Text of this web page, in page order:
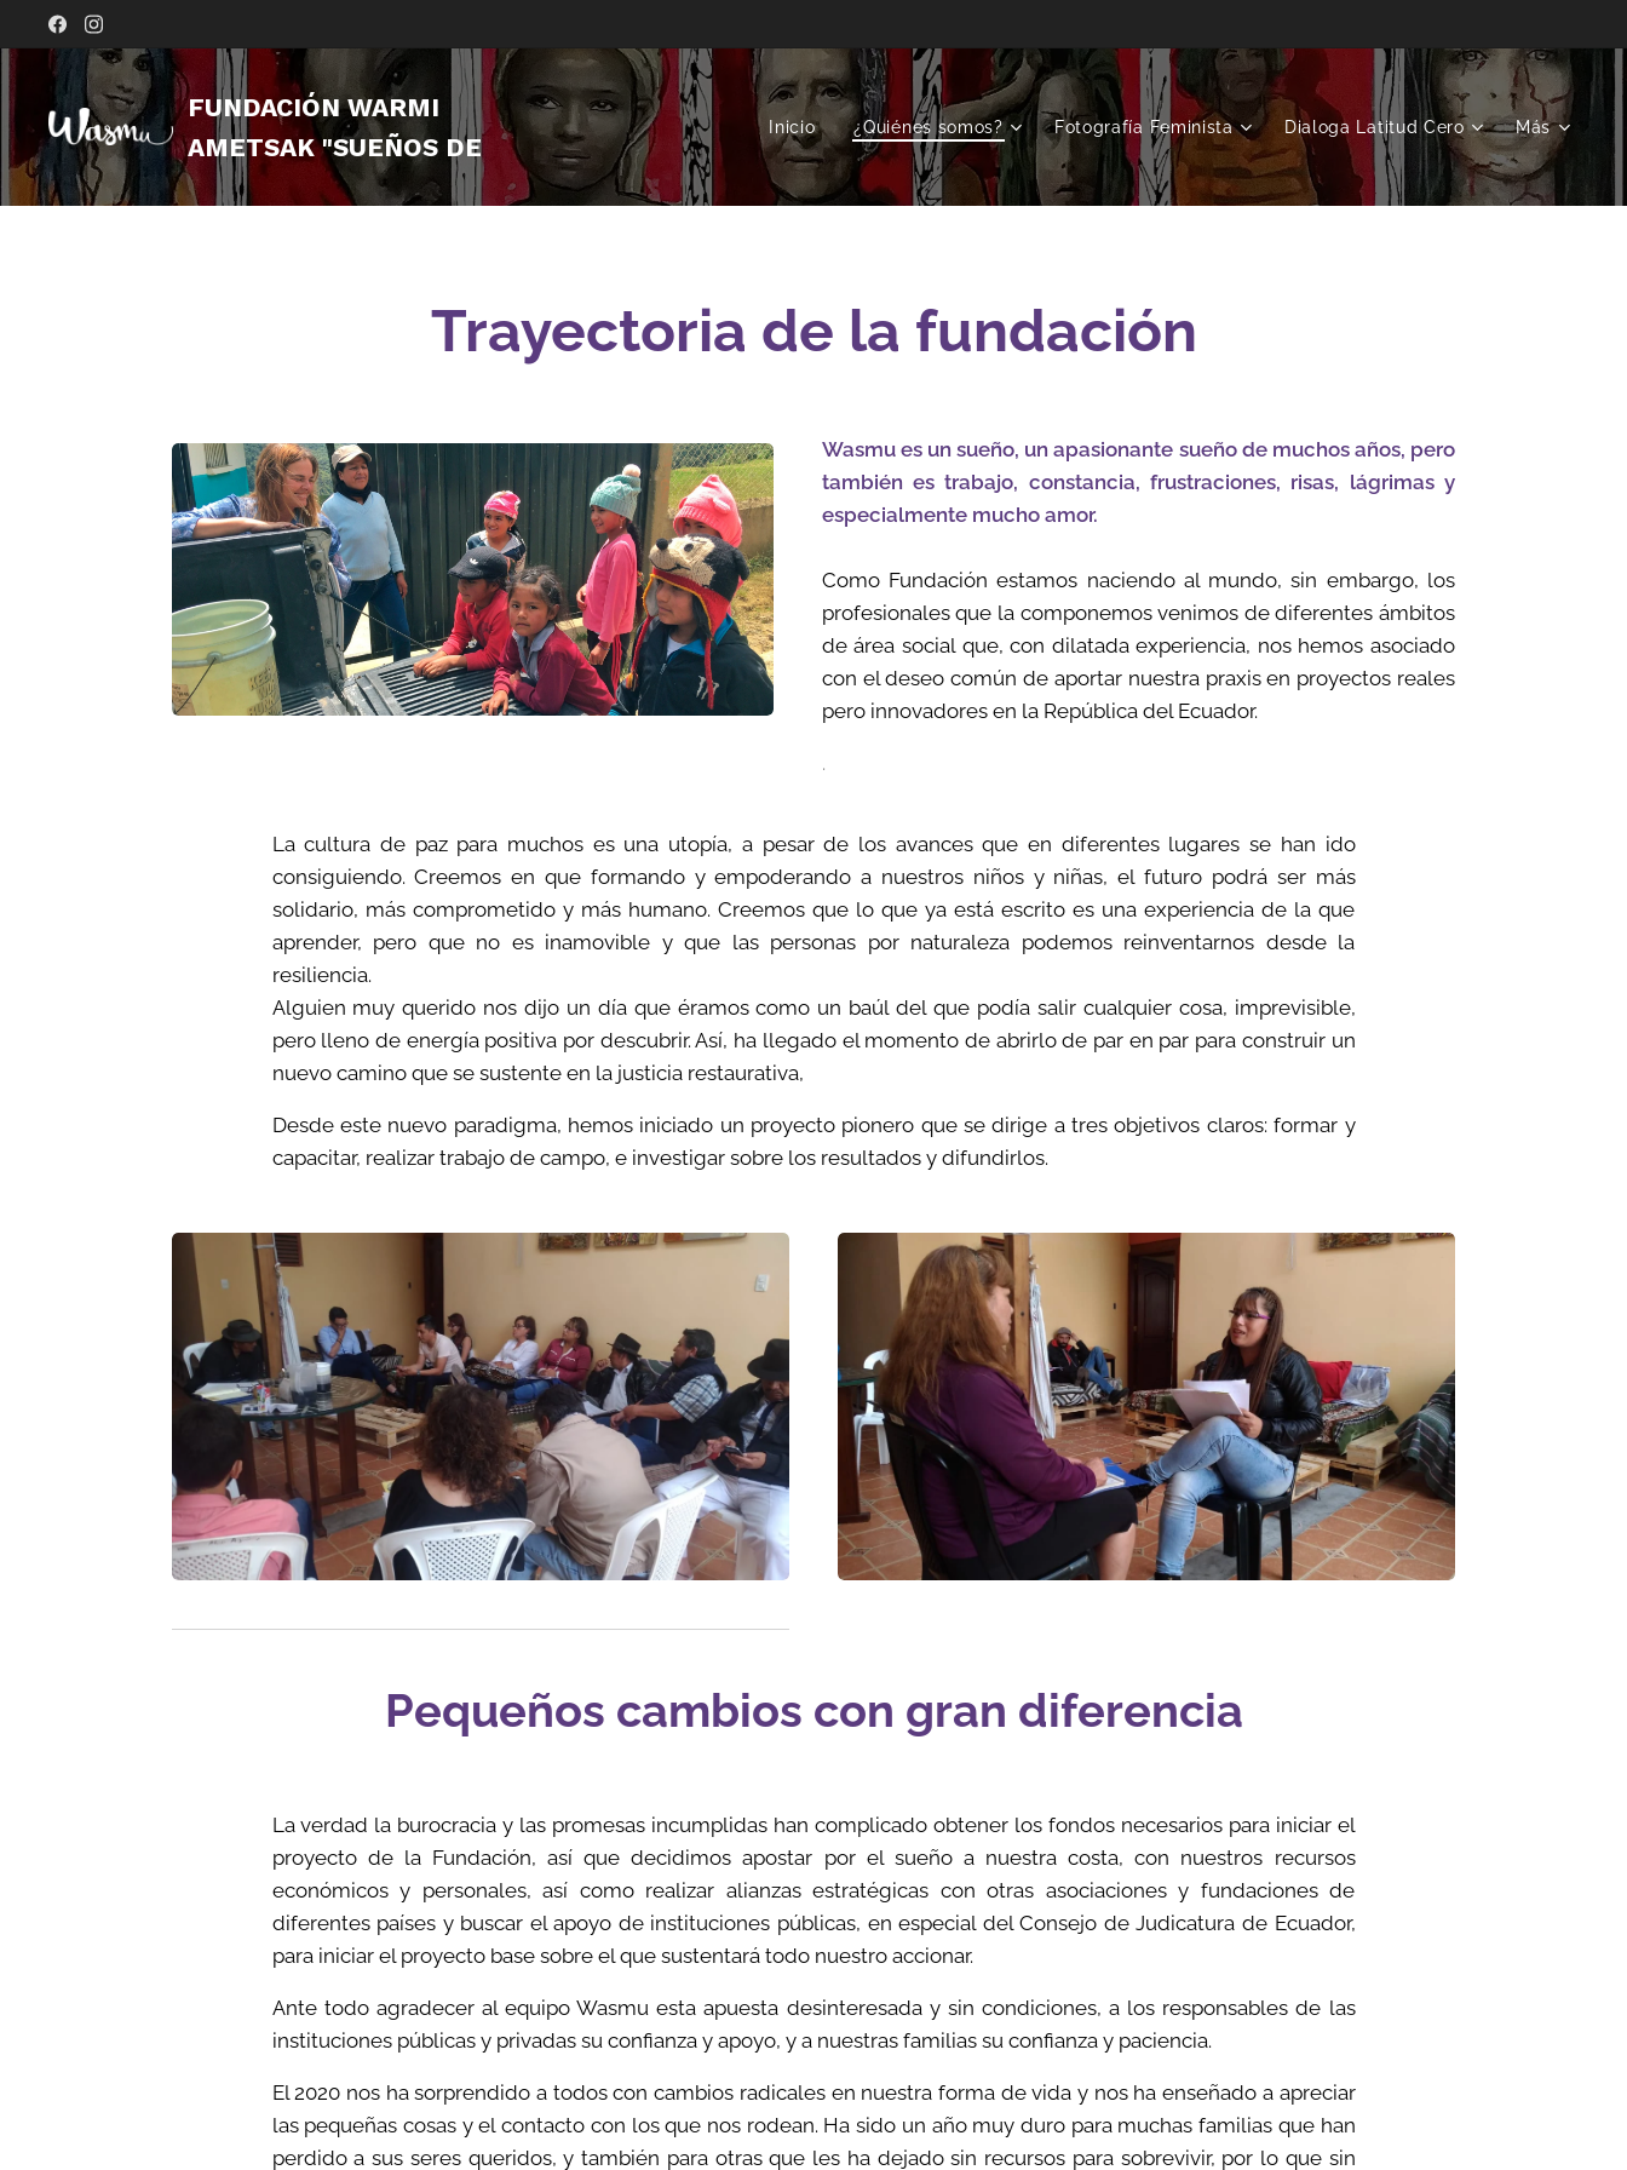
FUNDACIÓN WARMI
AMETSAK "SUEÑOS DE
MUJER"
Inicio ¿Quiénes somos? Fotografía Feminista Dialoga Latitud Cero Más
Trayectoria de la fundación
Wasmu es un sueño, un apasionante sueño de muchos años, pero
también es trabajo, constancia, frustraciones, risas, lágrimas y
especialmente mucho amor.
Como Fundación estamos naciendo al mundo, sin embargo, los
profesionales que la componemos venimos de diferentes ámbitos
de área social que, con dilatada experiencia, nos hemos asociado
con el deseo común de aportar nuestra praxis en proyectos reales
pero innovadores en la República del Ecuador.
.
La cultura de paz para muchos es una utopía, a pesar de los avances que en diferentes lugares se han ido
consiguiendo. Creemos en que formando y empoderando a nuestros niños y niñas, el futuro podrá ser más
solidario, más comprometido y más humano. Creemos que lo que ya está escrito es una experiencia de la que
aprender, pero que no es inamovible y que las personas por naturaleza podemos reinventarnos desde la
resiliencia.
Alguien muy querido nos dijo un día que éramos como un baúl del que podía salir cualquier cosa, imprevisible,
pero lleno de energía positiva por descubrir. Así, ha llegado el momento de abrirlo de par en par para construir un
nuevo camino que se sustente en la justicia restaurativa,
Desde este nuevo paradigma, hemos iniciado un proyecto pionero que se dirige a tres objetivos claros: formar y
capacitar, realizar trabajo de campo, e investigar sobre los resultados y difundirlos.
Pequeños cambios con gran diferencia
La verdad la burocracia y las promesas incumplidas han complicado obtener los fondos necesarios para iniciar el
proyecto de la Fundación, así que decidimos apostar por el sueño a nuestra costa, con nuestros recursos
económicos y personales, así como realizar alianzas estratégicas con otras asociaciones y fundaciones de
diferentes países y buscar el apoyo de instituciones públicas, en especial del Consejo de Judicatura de Ecuador,
para iniciar el proyecto base sobre el que sustentará todo nuestro accionar.
Ante todo agradecer al equipo Wasmu esta apuesta desinteresada y sin condiciones, a los responsables de las
instituciones públicas y privadas su confianza y apoyo, y a nuestras familias su confianza y paciencia.
El 2020 nos ha sorprendido a todos con cambios radicales en nuestra forma de vida y nos ha enseñado a apreciar
las pequeñas cosas y el contacto con los que nos rodean. Ha sido un año muy duro para muchas familias que han
perdido a sus seres queridos, y también para otras que les ha dejado sin recursos para sobrevivir, por lo que sin